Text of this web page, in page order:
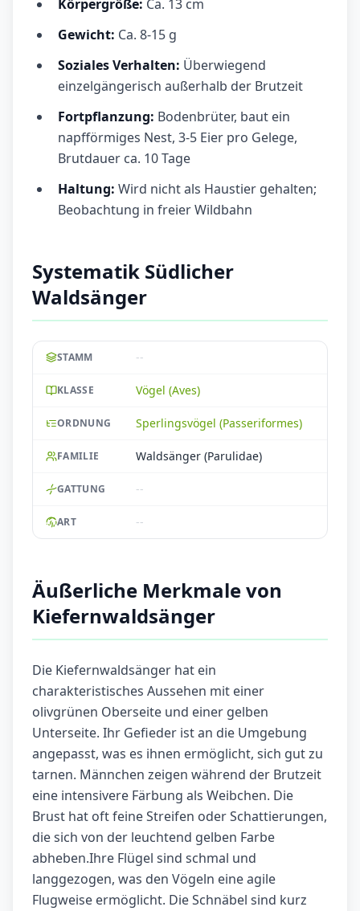
Körpergröße: Ca. 13 cm
Gewicht: Ca. 8-15 g
Soziales Verhalten: Überwiegend
einzelgängerisch außerhalb der Brutzeit
Fortpflanzung: Bodenbrüter, baut ein
napfförmiges Nest, 3-5 Eier pro Gelege,
Brutdauer ca. 10 Tage
Haltung: Wird nicht als Haustier gehalten;
Beobachtung in freier Wildbahn
Systematik Südlicher
Waldsänger
STAMM --
KLASSE Vögel (Aves)
ORDNUNG Sperlingsvögel (Passeriformes)
FAMILIE Waldsänger (Parulidae)
GATTUNG --
ART --
Äußerliche Merkmale von
Kiefernwaldsänger
Die Kiefernwaldsänger hat ein
charakteristisches Aussehen mit einer
olivgrünen Oberseite und einer gelben
Unterseite. Ihr Gefieder ist an die Umgebung
angepasst, was es ihnen ermöglicht, sich gut zu
tarnen. Männchen zeigen während der Brutzeit
eine intensivere Färbung als Weibchen. Die
Brust hat oft feine Streifen oder Schattierungen,
die sich von der leuchtend gelben Farbe
abheben.Ihre Flügel sind schmal und
langgezogen, was den Vögeln eine agile
Flugweise ermöglicht. Die Schnäbel sind kurz